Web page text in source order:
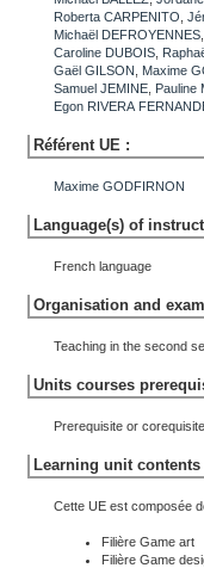
Roberta CARPENITO
Michaël DEFROYENNES
Caroline DUBOIS
Gaël GILSON Maxime
Samuel JEMINE Pauline
Egon RIVERA
Référent UE :
Maxime GODFIRNON
Language(s) of
French language
Organisation and
Teaching in the second
Units courses
Prerequisite or
Learning unit contents
Cette UE est composée
Filière Game art
Filière Game